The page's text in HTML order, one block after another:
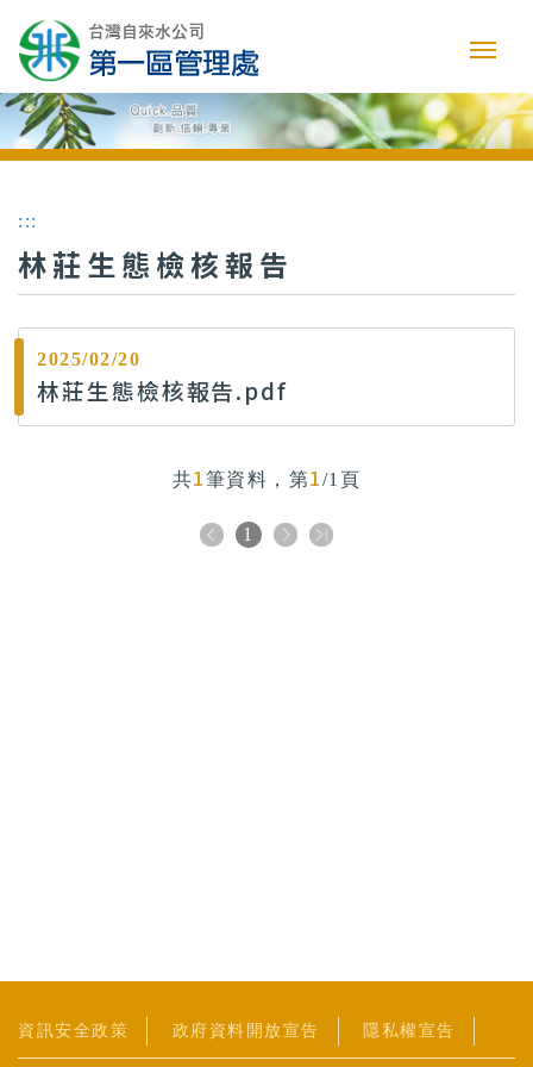
:::
林莊生態檢核報告
2025/02/20
林莊生態檢核報告.pdf
共1筆資料，第1/1頁
1
資訊安全政策 政府資料開放宣告 隱私權宣告